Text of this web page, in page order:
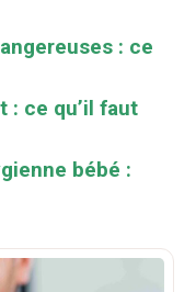
: ce
: ce qu’il faut
bébé :